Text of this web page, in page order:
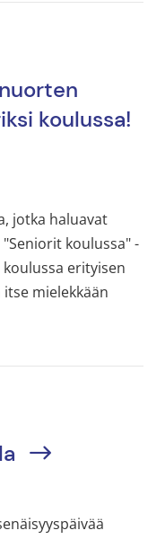
koulussa!
jotka haluavat
koulussa" -
erityisen
mielekkään